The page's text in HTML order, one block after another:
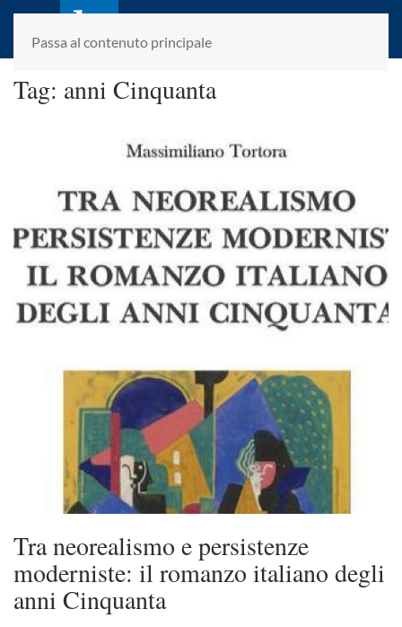
Passa al contenuto principale
laletteraturaenoi.it
fondato da Romano Luperini
Tag: anni Cinquanta
Tra neorealismo e persistenze
moderniste: il romanzo italiano degli
anni Cinquanta